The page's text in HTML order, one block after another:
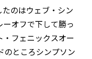
のはウェブ・シン
オフで下して勝っ
フェニックスオー
のところシンプソン